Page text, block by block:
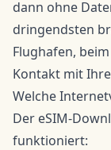
dann ohne
dringendsten
Flughafen,
Kontakt mit
Welche
Der eSIM-
funktioniert: